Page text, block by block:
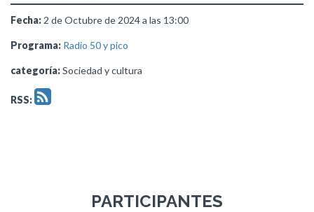
Fecha: 2 de Octubre de 2024 a las 13:00
Programa: Radio 50 y pico
categoría:Sociedad y cultura
RSS:
PARTICIPANTES